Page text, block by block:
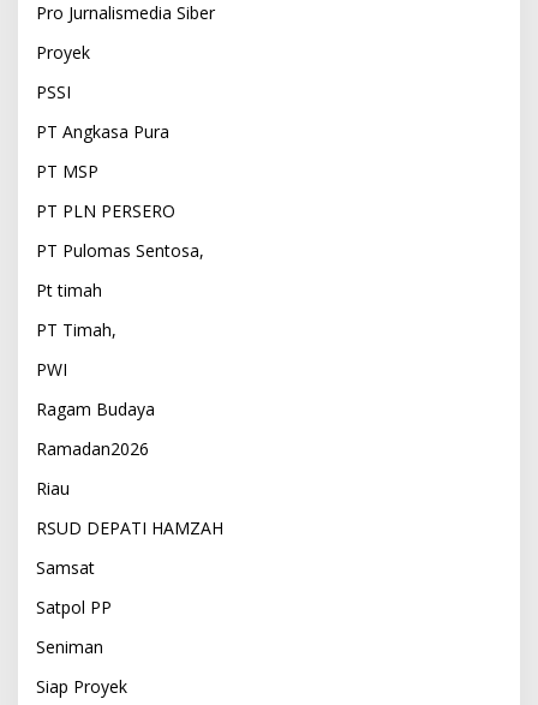
Pro Jurnalismedia Siber
Proyek
PSSI
PT Angkasa Pura
PT MSP
PT PLN PERSERO
PT Pulomas Sentosa,
Pt timah
PT Timah,
PWI
Ragam Budaya
Ramadan2026
Riau
RSUD DEPATI HAMZAH
Samsat
Satpol PP
Seniman
Siap Proyek